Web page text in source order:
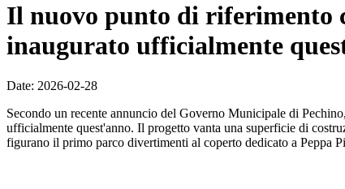
Il nuovo punto di riferimento
inaugurato ufficialmente
Date: 2026-02-28
Secondo un recente annuncio del Governo Municipale di
ufficialmente quest'anno. Il progetto vanta una superficie di
figurano il primo parco divertimenti al coperto dedicato a Peppa